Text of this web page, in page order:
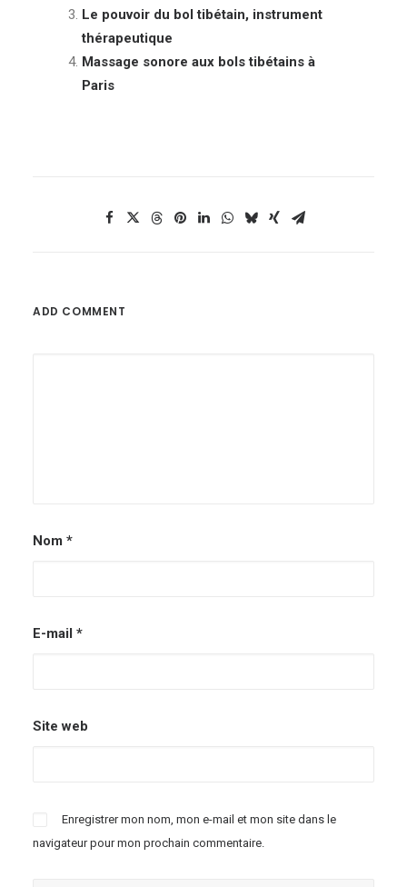
Le pouvoir du bol tibétain, instrument
thérapeutique
Massage sonore aux bols tibétains à
Paris
ADD COMMENT
Nom *
E-mail *
Site web
Enregistrer mon nom, mon e-mail et mon site dans le
navigateur pour mon prochain commentaire.